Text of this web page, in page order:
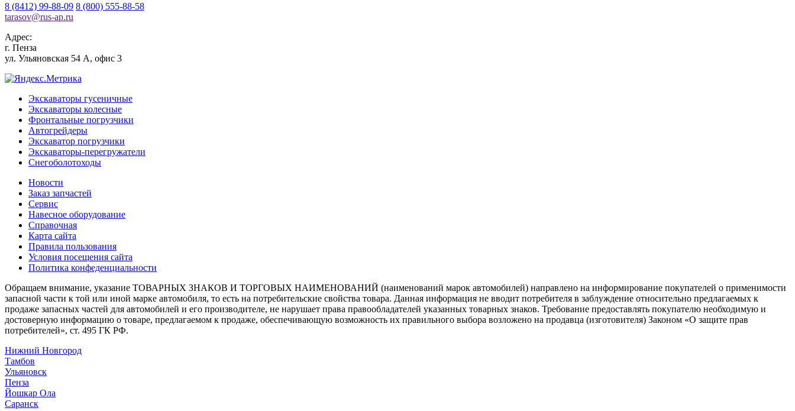
8 (8412) 99-88-09 8 (800) 555-88-58
tarasov@rus-ap.ru
Адрес:
г. Пенза
ул. Ульяновская 54 А, офис 3
Экскаваторы гусеничные
Экскаваторы колесные
Фронтальные погрузчики
Автогрейдеры
Экскаватор погрузчики
Экскаваторы-перегружатели
Снегоболотоходы
Новости
Заказ запчастей
Сервис
Навесное оборудование
Справочная
Карта сайта
Правила пользования
Условия посещения сайта
Политика конфеденциальности
Обращаем внимание, указание ТОВАРНЫХ ЗНАКОВ И ТОРГОВЫХ НАИМЕНОВАНИЙ (наименований марок автомобилей) направлено на информирование покупателей о применимости
запасной части к той или иной марке автомобиля, то есть на потребительские свойства товара. Данная информация не вводит потребителя в заблуждение относительно предлагаемых к
продаже запасных частей для автомобилей и его производителе, не нарушает права правообладателей указанных товарных знаков. Требование предоставлять покупателю необходимую и
достоверную информацию о товаре, предлагаемом к продаже, обеспечивающую возможность их правильного выбора возложено на продавца (изготовителя) Законом «О защите прав
потребителей», ст. 495 ГК РФ.
Нижний Новгород
Тамбов
Ульяновск
Пенза
Йошкар Ола
Саранск